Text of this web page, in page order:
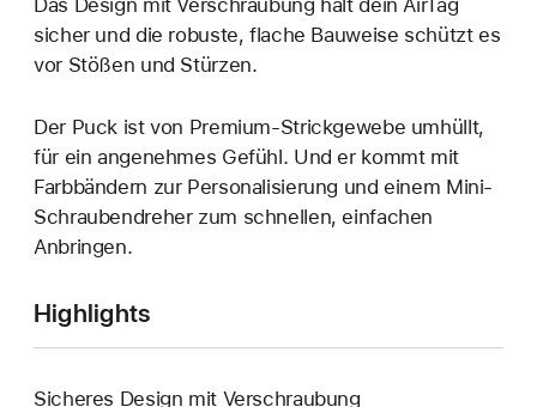
Das Design mit Verschraubung hält dein AirTag
sicher und die robuste, flache Bauweise schützt es
vor Stößen und Stürzen.
Der Puck ist von Premium-Strickgewebe umhüllt,
für ein angenehmes Gefühl. Und er kommt mit
Farbbändern zur Personalisierung und einem Mini-
Schraubendreher zum schnellen, einfachen
Anbringen.
Highlights
Sicheres Design mit Verschraubung